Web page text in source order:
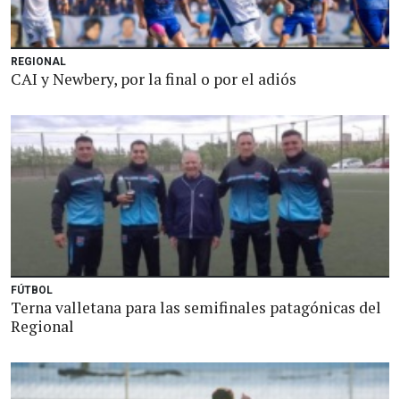
REGIONAL
CAI y Newbery, por la final o por el adiós
FÚTBOL
Terna valletana para las semifinales patagónicas del
Regional